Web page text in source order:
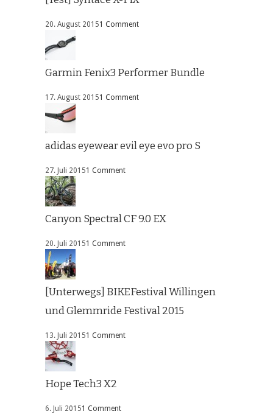
20. August 20151 Comment
Garmin Fenix3 Performer Bundle
17. August 20151 Comment
adidas eyewear evil eye evo pro S
27. Juli 20151 Comment
Canyon Spectral CF 9.0 EX
20. Juli 20151 Comment
[Unterwegs] BIKEFestival Willingen
und Glemmride Festival 2015
13. Juli 20151 Comment
Hope Tech3 X2
6. Juli 20151 Comment